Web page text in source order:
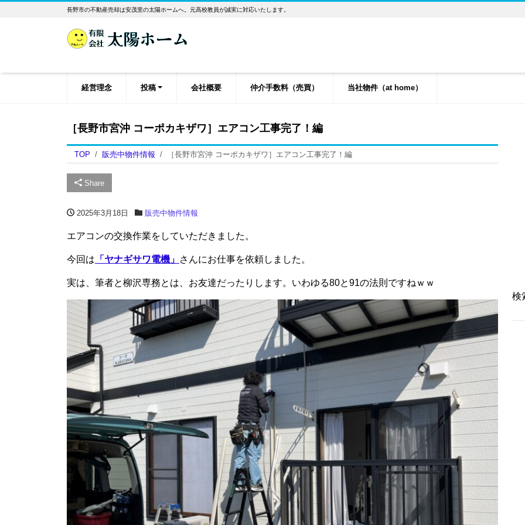
長野市の不動産売却は安茂里の太陽ホームへ。元高校教員が誠実に対応いたします。
経営理念 投稿 会社概要 仲介手数料（売買） 当社物件（at home）
［長野市宮沖 コーポカキザワ］エアコン工事完了！編
TOP 販売中物件情報 ［長野市宮沖 コーポカキザワ］エアコン工事完了！編
Share
2025年3月18日 販売中物件情報
エアコンの交換作業をしていただきました。
今回は 「ヤナギサワ電機」 さんにお仕事を依頼しました。
実は、筆者と柳沢専務とは、お友達だったりします。いわゆる80と91の法則ですねｗｗ
検